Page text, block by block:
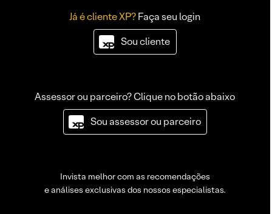
Já é cliente XP?Faça seu login
Sou cliente
Assessor ou parceiro? Clique no botão abaixo
Sou assessor ou parceiro
Invista melhor com as recomendações
e análises exclusivas dos nossos especialistas.